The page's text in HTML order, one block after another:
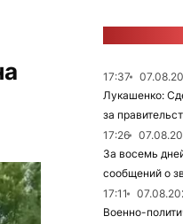
17:37
Лукашенко:
за
17:26
За восемь
сообщений о
17:11
Военно-